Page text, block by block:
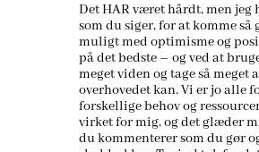
Det HAR været hårdt, men
som du siger, for at komme så
muligt med optimisme og
på det bedste – og ved at
meget viden og tage så meget
overhovedet kan. Vi er jo alle
forskellige behov og
virket for mig, og det glæder
du kommenterer som du gør